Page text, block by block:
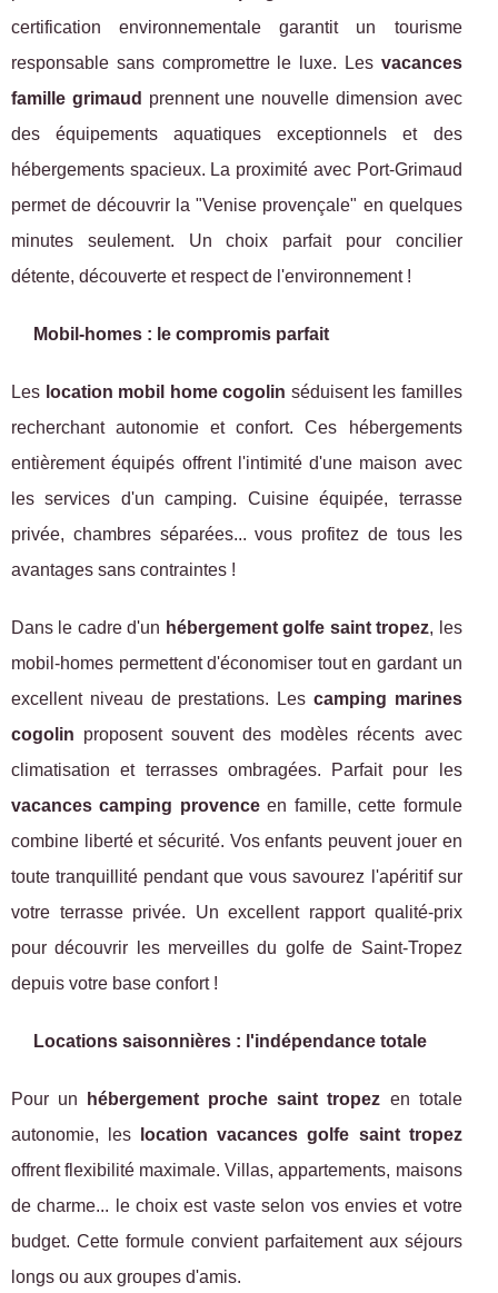
certification environnementale garantit un tourisme
responsable sans compromettre le luxe. Les vacances
famille grimaud prennent une nouvelle dimension avec
des équipements aquatiques exceptionnels et des
hébergements spacieux. La proximité avec Port-Grimaud
permet de découvrir la "Venise provençale" en quelques
minutes seulement. Un choix parfait pour concilier
détente, découverte et respect de l'environnement !
Mobil-homes : le compromis parfait
Les location mobil home cogolin séduisent les familles
recherchant autonomie et confort. Ces hébergements
entièrement équipés offrent l'intimité d'une maison avec
les services d'un camping. Cuisine équipée, terrasse
privée, chambres séparées... vous profitez de tous les
avantages sans contraintes !
Dans le cadre d'un hébergement golfe saint tropez, les
mobil-homes permettent d'économiser tout en gardant un
excellent niveau de prestations. Les camping marines
cogolin proposent souvent des modèles récents avec
climatisation et terrasses ombragées. Parfait pour les
vacances camping provenceen famille, cette formule
combine liberté et sécurité. Vos enfants peuvent jouer en
toute tranquillité pendant que vous savourez l'apéritif sur
votre terrasse privée. Un excellent rapport qualité-prix
pour découvrir les merveilles du golfe de Saint-Tropez
depuis votre base confort !
Locations saisonnières : l'indépendance totale
Pour un hébergement proche saint tropez en totale
autonomie, les
location vacances golfe saint tropez
offrent flexibilité maximale. Villas, appartements, maisons
de charme... le choix est vaste selon vos envies et votre
budget. Cette formule convient parfaitement aux séjours
longs ou aux groupes d'amis.